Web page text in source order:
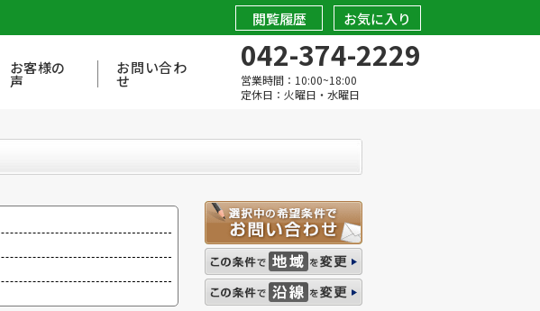
閲覧履歴 お気に入り
お客様の
声
お問い合わ
せ
042-374-2229
営業時間：10:00~18:00
定休日：火曜日・水曜日